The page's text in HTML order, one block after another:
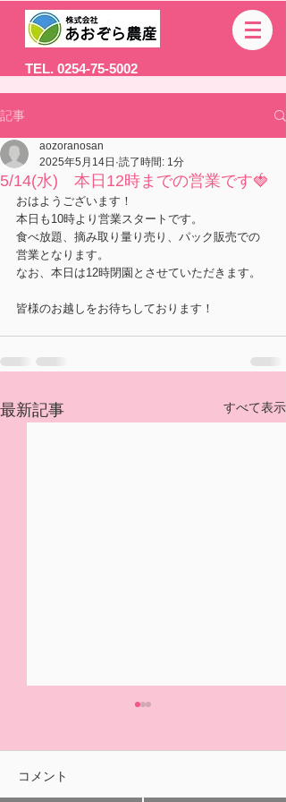
TEL. 0254-75-5002
記事
5/14(水) 本日12時までの営業です🍓
aozoranosan
2025年5月14日 読了時間: 1分
おはようございます！
本日も10時より営業スタートです。
食べ放題、摘み取り量り売り、パック販売での
営業となります。
なお、本日は12時閉園とさせていただきます。
皆様のお越しをお待ちしております！
最新記事 すべて表示
おはようございます！ ２/14
の開園初日より たくさんの
コメント